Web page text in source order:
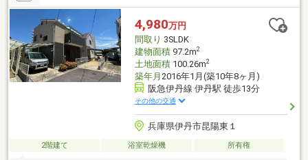
4,980万円
間取り 3SLDK
建物面積97.2m2
土地面積100.26m2
築年月 2016年1月(築10年8ヶ月)
阪急伊丹線 伊丹駅 徒歩13分
その他の交通
兵庫県伊丹市昆陽東１
2階建て 浴室乾燥機 所有権